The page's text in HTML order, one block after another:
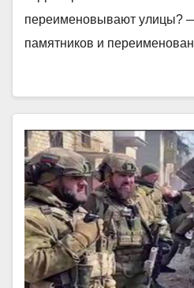
переименовывают улицы?
памятников и